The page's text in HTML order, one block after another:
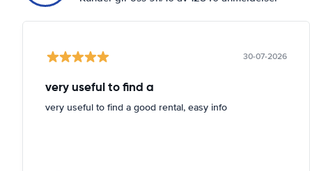
30-07-2026
very useful to find a
very useful to find a good rental, easy info